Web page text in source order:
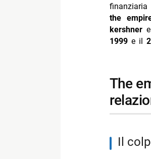
finanziaria
the
kershner
1999e il
the empire strikes back: “no, i am your father” e la
il